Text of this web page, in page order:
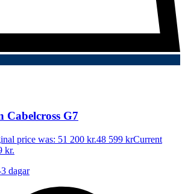
Cabelcross G7
price was: 51 200 kr.48 599 krCurrent
kr.
dagar